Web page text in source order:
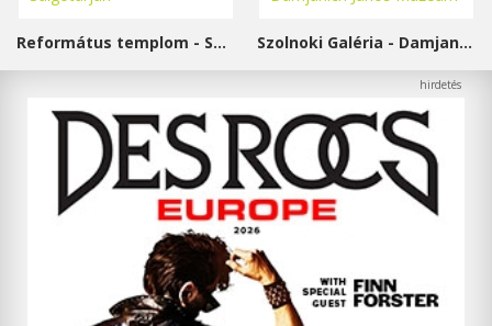
Református templom - Salgótarján Szolnoki Galéria - Damjanich János Múzeum